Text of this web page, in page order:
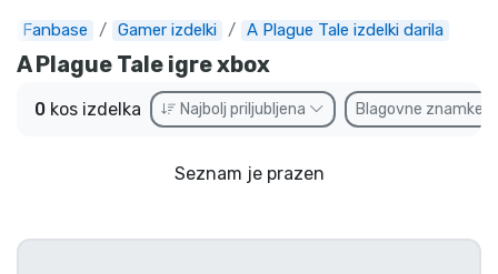
Fanbase Gamer izdelki A Plague Tale izdelki darila
A Plague Tale igre xbox
0 kos izdelka Najbolj priljubljena Blagovne znamke
Seznam je prazen
Ekspresna dostava
Prednaročila
Outlet izdelki
Dostava in plačilo
Tv serijske izdelki